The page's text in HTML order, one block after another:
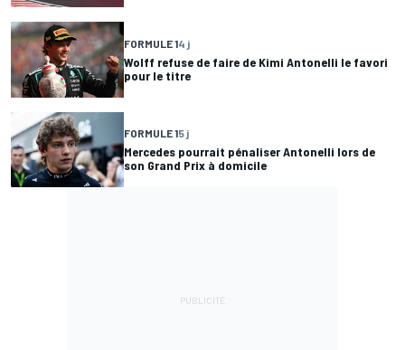
FORMULE 14 j
Wolff refuse de faire de Kimi Antonelli le favori
pour le titre
FORMULE 15 j
Mercedes pourrait pénaliser Antonelli lors de
son Grand Prix à domicile